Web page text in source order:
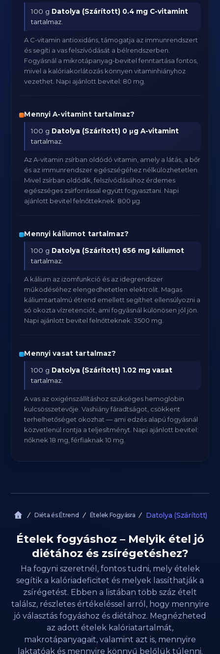
100 g Datolya (Szárított) 0.4 mg C-vitamint
tartalmaz.
A C-vitamin antioxidáns, támogatja az immunrendszert
és segíti a vas felszívódását a bélrendszerben.
Fogyásnál a mikrotápanyag-bevitel fenntartása fontos,
mivel a kalóriakorlátozás könnyen vitaminhiányhoz
vezethet. Napi ajánlott bevitel: 80 mg.
Mennyi A-vitamint tartalmaz?
100 g Datolya (Szárított) 0 μg A-vitamint
tartalmaz.
Az A-vitamin zsírban oldódó vitamin, amely a látás, a bőr
és az immunrendszer egészségéhez nélkülözhetetlen.
Mivel zsírban oldódik, felszívódásához érdemes
egészséges zsírforrással együtt fogyasztani. Napi
ajánlott bevitel felnőtteknek: 800 μg.
Mennyi káliumot tartalmaz?
100 g Datolya (Szárított) 656 mg káliumot
tartalmaz.
A kálium az izomfunkció és az idegrendszer
működéséhez elengedhetetlen elektrolit. Magas
káliumtartalmú étrend emellett segíthet ellensúlyozni a
só okozta vízretenciót, ami fogyásnál különösen jól jön.
Napi ajánlott bevitel felnőtteknek: 3500 mg.
Mennyi vasat tartalmaz?
100 g Datolya (Szárított) 1.02 mg vasat
tartalmaz.
A vas az oxigénszállításhoz szükséges hemoglobin
kulcsösszetevője. Vashiány fáradtságot, csökkent
terhelhetőséget okozhat — ami edzés alapú fogyásnál
közvetlenül rontja a teljesítményt. Napi ajánlott bevitel:
nőknek 18 mg, férfiaknak 10 mg.
Diéta és Étrend Ételek Fogyásra Datolya (Szárított)
Ételek fogyáshoz – Melyik étel jó
diétához és zsírégetéshez?
Ha fogyni szeretnél, fontos tudni, mely ételek
segítik a kalóriadeficitet és melyek lassíthatják a
zsírégetést. Ebben a listában több száz ételt
találsz, részletes értékeléssel arról, hogy mennyire
jó választás fogyáshoz és diétához. Megnézheted
az adott ételek kalóriatartalmát,
makrotápanyagait, valamint azt is, mennyire
laktatóak és mennyire könnyű belőlük túlenni.